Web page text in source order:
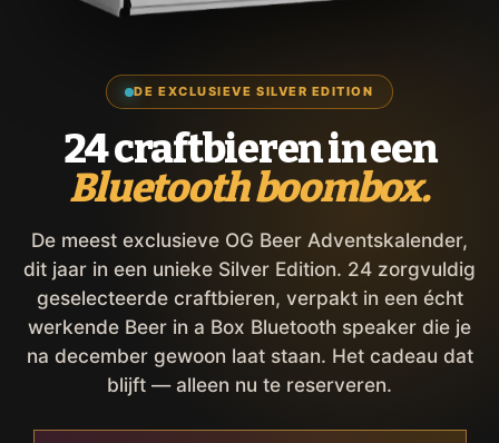
DE EXCLUSIEVE SILVER EDITION
24 craftbieren in een
Bluetooth boombox.
De meest exclusieve OG Beer Adventskalender,
dit jaar in een unieke Silver Edition. 24 zorgvuldig
geselecteerde craftbieren, verpakt in een écht
werkende Beer in a Box Bluetooth speaker die je
na december gewoon laat staan. Het cadeau dat
blijft — alleen nu te reserveren.